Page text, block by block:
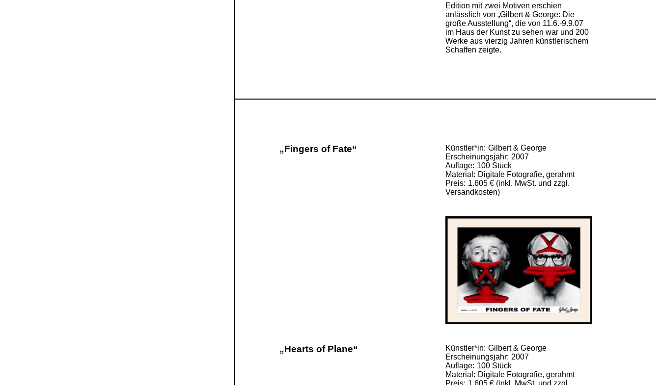
Edition mit zwei Motiven erschien
anlässlich von „Gilbert & George: Die
große Ausstellung“, die von 11.6.-9.9.07
im Haus der Kunst zu sehen war und 200
Werke aus vierzig Jahren künstlerischem
Schaffen zeigte.
„Fingers of Fate“ Künstler*in
Gilbert & George
Erscheinungsjahr 2007
Auflage 100 Stück
Material
Digitale Fotografie, gerahmt
Preis 1.605 € (inkl. MwSt. und zzgl.
Versandkosten)
„Hearts of Plane“ Künstler*in
Gilbert & George
Erscheinungsjahr 2007
Auflage 100 Stück
Material
Digitale Fotografie, gerahmt